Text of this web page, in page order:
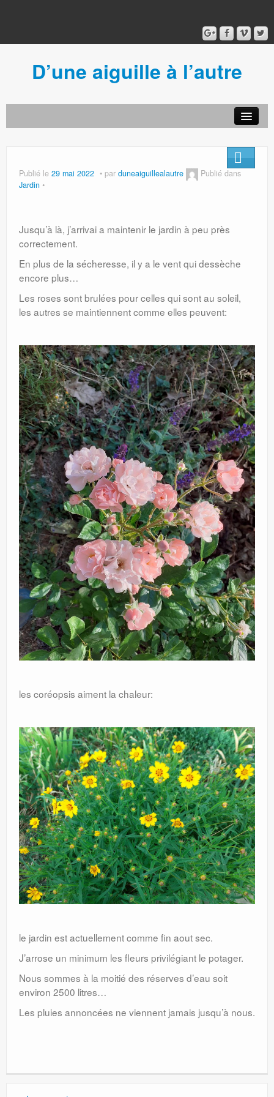
D’une aiguille à l’autre
Publié le 29 mai 2022 par duneaiguillealautre
Publié dans
Jardin
Jusqu’à là, j’arrivai a maintenir le jardin à peu près
correctement.
En plus de la sécheresse, il y a le vent qui dessèche
encore plus…
Les roses sont brulées pour celles qui sont au soleil,
les autres se maintiennent comme elles peuvent:
les coréopsis aiment la chaleur:
le jardin est actuellement comme fin aout sec.
J’arrose un minimum les fleurs privilégiant le potager.
Nous sommes à la moitié des réserves d’eau soit
environ 2500 litres…
Les pluies annoncées ne viennent jamais jusqu’à nous.